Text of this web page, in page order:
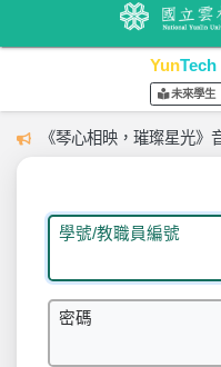
YunTech
未來學生
《琴心相映，璀璨星光》
學號/教職員編號
密碼